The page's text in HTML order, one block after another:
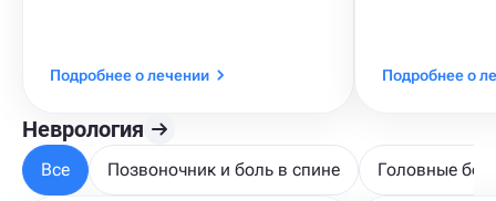
Подробнее о лечении Подробнее о
Неврология
Все Позвоночник и боль в спине Головные